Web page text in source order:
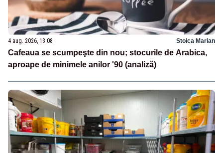
4 aug. 2026, 13:08 Stoica Marian
Cafeaua se scumpeşte din nou; stocurile de Arabica,
aproape de minimele anilor '90 (analiză)